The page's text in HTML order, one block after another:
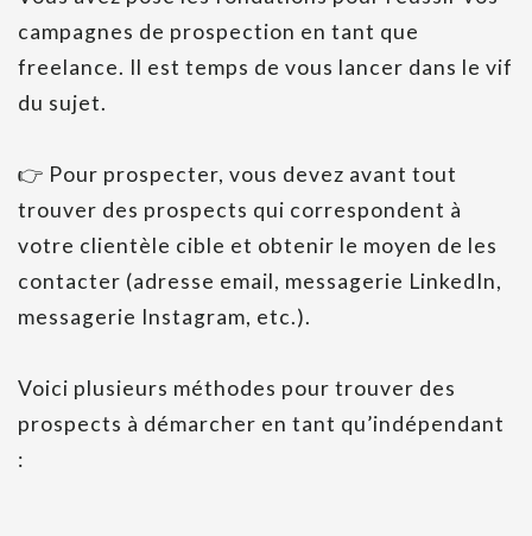
campagnes de prospection en tant que
freelance. Il est temps de vous lancer dans le vif
du sujet.
👉 Pour prospecter, vous devez avant tout
trouver des prospects qui correspondent à
votre clientèle cible et obtenir le moyen de les
contacter (adresse email, messagerie LinkedIn,
messagerie Instagram, etc.).
Voici plusieurs méthodes pour trouver des
prospects à démarcher en tant qu’indépendant
: